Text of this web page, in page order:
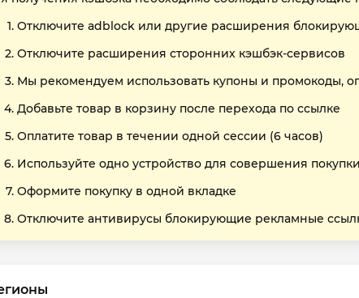
Отключите adblock или другие расширения
Отключите расширения сторонних кэшбэк-сервисов
Мы рекомендуем использовать купоны и промокоды,
Добавьте товар в корзину после перехода по ссылке
Оплатите товар в течении одной сессии (6 часов)
Используйте одно устройство для совершения покупки
Оформите покупку в одной вкладке
Отключите антивирусы блокирующие рекламные